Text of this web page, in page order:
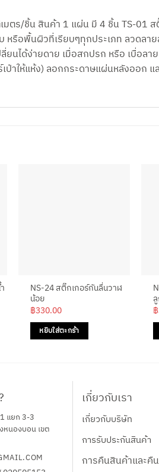
มตร/ชิ้น สินค้า 1 แผ่น มี 4 ชิ้น TS-01
หรือพื้นผิวที่เรียบๆทุกประเภท ลวดลา
ยนได้ง่ายดาย เมื่อสกปรก หรือ เบื่อล
ป่าให้แห้ง) ลอกกระดาษแผ่นหลังออก แ
NS-24 สติ๊กเกอร์กันลื่นวาฬ
น้อย
฿330.00
หยิบใส่ตะกร้า
฿
แยก 3-3
หนองบอน เขต
เกี่ยวกับเรา
เกี่ยวกับบริษัท
การรับประกันสินค้า
การคืนสินค้าและคื